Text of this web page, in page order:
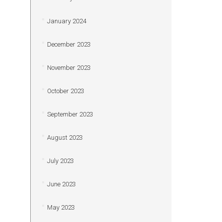
January 2024
December 2023
November 2023
October 2023
September 2023
August 2023
July 2023
June 2023
May 2023